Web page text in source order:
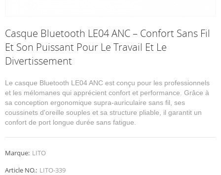
Casque Bluetooth LE04 ANC – Confort Sans Fil
Et Son Puissant Pour Le Travail Et Le
Divertissement
Le casque Bluetooth LE04 ANC est conçu pour les professionnels
et les mélomanes qui apprécient confort et performance. Grâce à
sa conception ergonomique supra-auriculaire sans fil, ses
coussinets d'oreille souples et sa structure pliable, il garantit un
confort de port longue durée sans fatigue.
Marque: LITO
Article NO.: LITO-339